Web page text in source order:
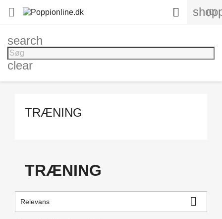
 (0)

search
clear
TRÆNING
TRÆNING
Relevans 